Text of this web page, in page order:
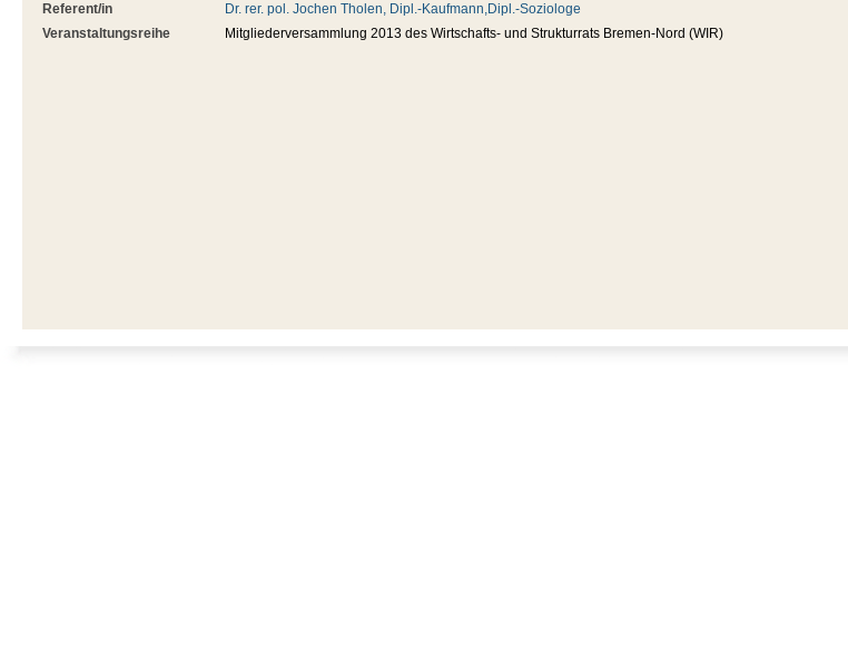
Referent/in
Dr. rer. pol. Jochen Tholen, Dipl.-Kaufmann,Dipl.-Soziologe
Veranstaltungsreihe
Mitgliederversammlung 2013 des Wirtschafts- und Strukturrats Bremen-Nord (WIR)